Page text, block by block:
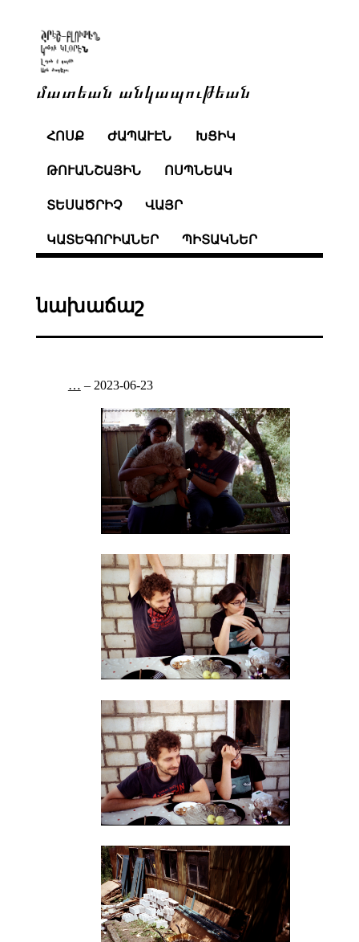
մատեան անկապութեան
ՀՈՍՔ ԺԱՊԱՒԷՆ ԽՑԻԿ
ԹՈՒԱՆՇԱՅԻՆ ՈՍՊՆԵԱԿ
ՏԵՍԱԾՐԻՉ ՎԱՅՐ
ԿԱՏԵԳՈՐԻԱՆԵՐ ՊԻՏԱԿՆԵՐ
նախաճաշ
… – 2023-06-23